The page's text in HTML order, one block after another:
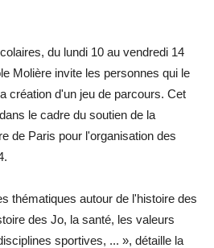
du lundi 10 au vendredi 14
Molière invite les personnes qui le
création d'un jeu de parcours. Cet
le cadre du soutien de la
de Paris pour l'organisation des
thématiques autour de l'histoire des
des Jo, la santé, les valeurs
sportives, ... », détaille la